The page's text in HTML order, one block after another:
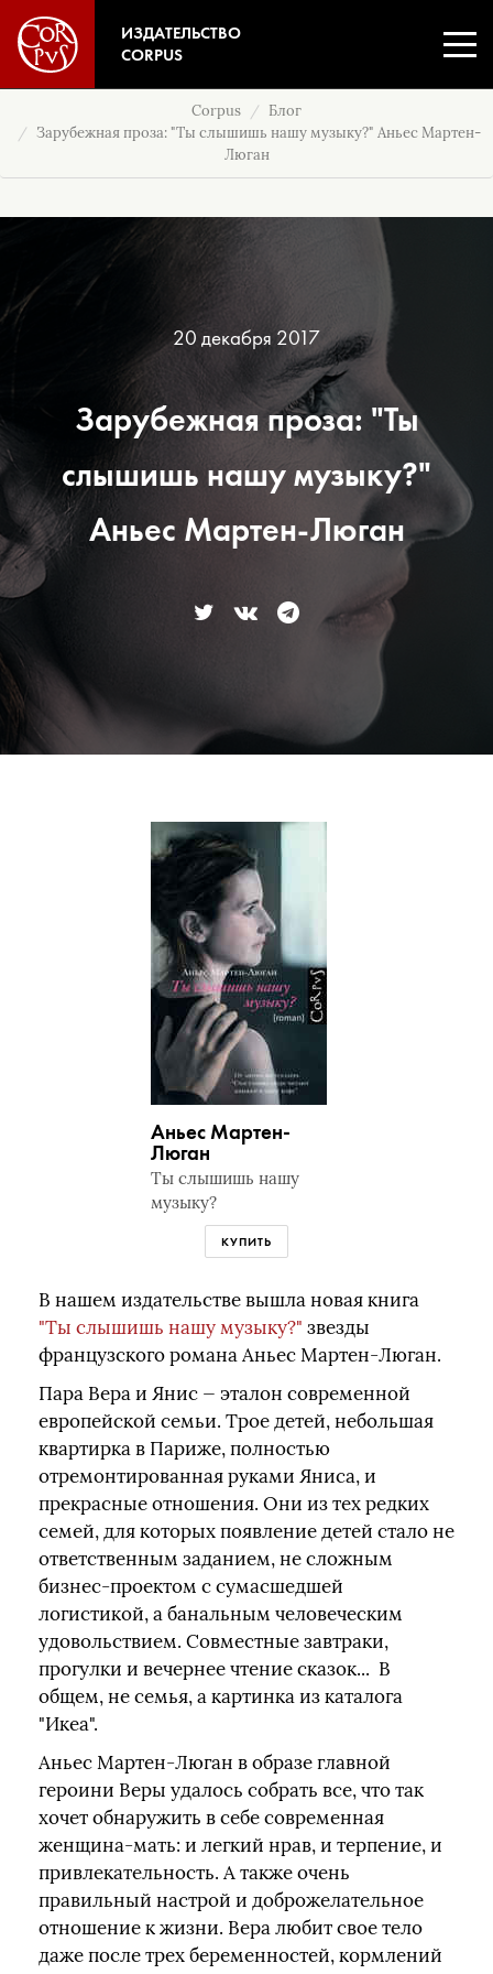
ИЗДАТЕЛЬСТВО
CORPUS
Corpus
Блог
Зарубежная проза: "Ты слышишь нашу музыку?" Аньес Мартен-
Люган
20 декабря 2017
Зарубежная проза: "Ты
слышишь нашу музыку?"
Аньес Мартен-Люган
Аньес Мартен-
Люган
Ты слышишь нашу
музыку?
КУПИТЬ
В нашем издательстве вышла новая книга
"Ты слышишь нашу музыку?" звезды
французского романа Аньес Мартен-Люган.
Пара Вера и Янис — эталон современной
европейской семьи. Трое детей, небольшая
квартирка в Париже, полностью
отремонтированная руками Яниса, и
прекрасные отношения. Они из тех редких
семей, для которых появление детей стало не
ответственным заданием, не сложным
бизнес-проектом с сумасшедшей
логистикой, а банальным человеческим
удовольствием. Совместные завтраки,
прогулки и вечернее чтение сказок... В
общем, не семья, а картинка из каталога
"Икеа".
Аньес Мартен-Люган в образе главной
героини Веры удалось собрать все, что так
хочет обнаружить в себе современная
женщина-мать: и легкий нрав, и терпение, и
привлекательность. А также очень
правильный настрой и доброжелательное
отношение к жизни. Вера любит свое тело
даже после трех беременностей, кормлений